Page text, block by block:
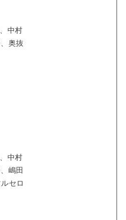
中村
奥抜
中村
嶋田
セロ